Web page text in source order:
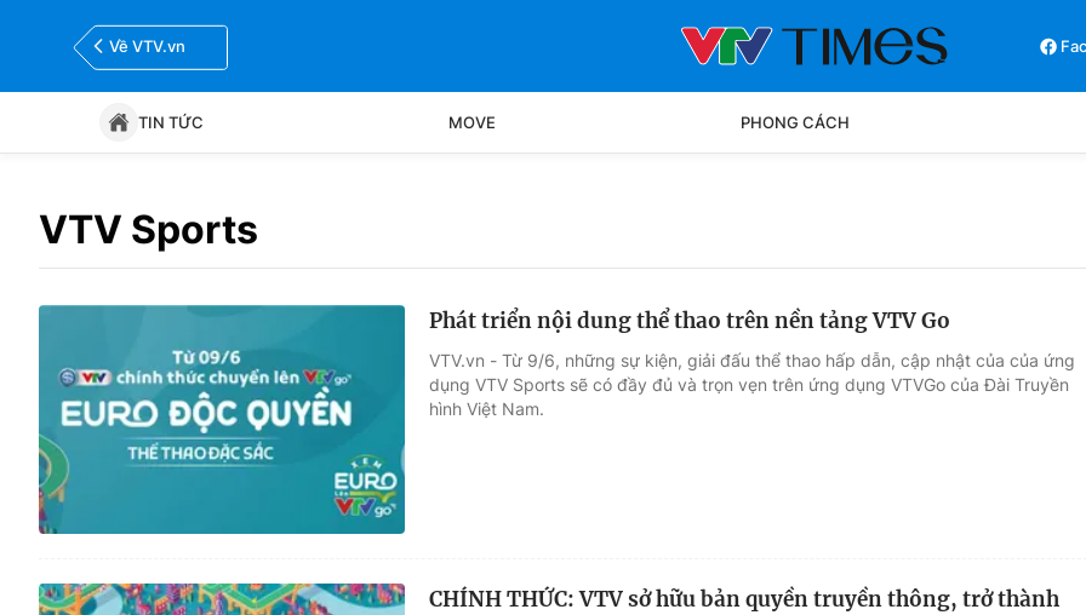
Về VTV.vn
TIN TỨC MOVE PHONG CÁCH
VTV Sports
Phát triển nội dung thể thao trên nền tảng VTV Go
VTV.vn - Từ 9/6, những sự kiện, giải đấu thể thao hấp dẫn, cập nhật của của ứng
dụng VTV Sports sẽ có đầy đủ và trọn vẹn trên ứng dụng VTVGo của Đài Truyền
hình Việt Nam.
CHÍNH THỨC: VTV sở hữu bản quyền truyền thông, trở thành